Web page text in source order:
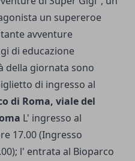
un supereroe
avventure
di educazione
della giornata sono
di ingresso al
di Roma, viale del
L' ingresso al
17.00 (Ingresso
l' entrata al Bioparco